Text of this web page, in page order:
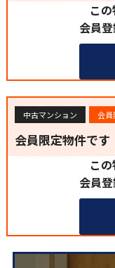
こ
会員
中古マンション 会員
会員限定物件です
こ
会員